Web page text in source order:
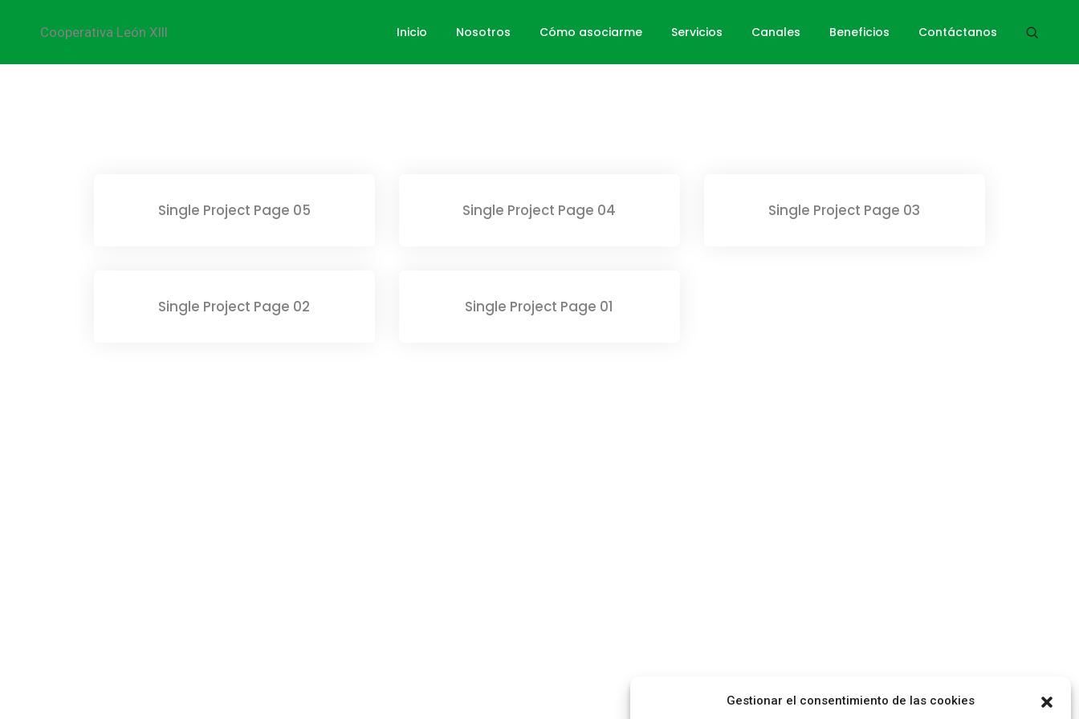
Gestionar el consentimiento de las cookies
Cooperativa León XIII Inicio Nosotros Cómo asociarme Servicios Canales Beneficios Contáctanos
Single Portfolio Home Single Portfolio
Single Project Page 05 Single Project Page 04 Single Project Page 03
Single Project Page 02 Single Project Page 01